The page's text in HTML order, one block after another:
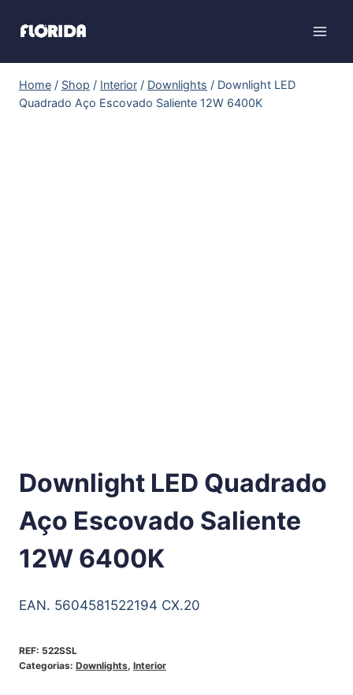
Home / Shop / Interior / Downlights / Downlight LED
Quadrado Aço Escovado Saliente 12W 6400K
Downlight LED Quadrado
Aço Escovado Saliente
12W 6400K
EAN. 5604581522194 CX.20
REF: 522SSL
Categorias: Downlights, Interior